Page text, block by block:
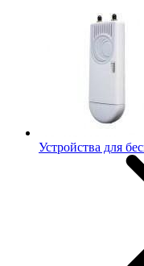
Устройства для